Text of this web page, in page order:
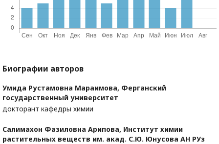
Биографии авторов
Умида Рустамовна Мараимова, Ферганский
государственный университет
докторант кафедры химии
Салимахон Фазиловна Арипова, Институт химии
растительных веществ им. акад. С.Ю. Юнусова АН РУз